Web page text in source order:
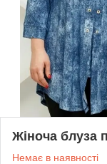
Жіноча блуза
Немає в наявності